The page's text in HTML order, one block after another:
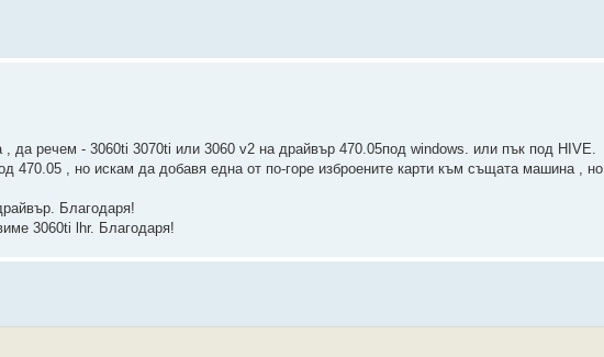
речем - 3060ti 3070ti или 3060 v2 на драйвър 470.05под windows. или пък под HIVE.
470.05 , но искам да добавя една от по-горе изброените карти към същата машина , но
Благодаря!
3060ti lhr. Благодаря!